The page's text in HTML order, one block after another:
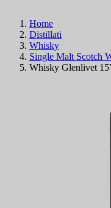
Home
Distillati
Whisky
Single Malt Scotch
Whisky Glenlivet